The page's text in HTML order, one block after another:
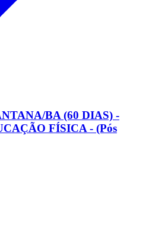
BA (60 DIAS) -
FÍSICA - (Pós